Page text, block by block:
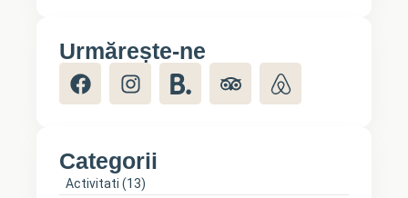
Urmărește-ne
Categorii
Activitati (13)